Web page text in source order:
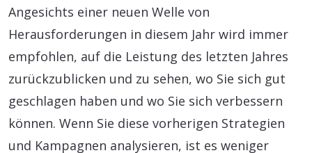
Angesichts einer neuen Welle von
Herausforderungen in diesem Jahr wird immer
empfohlen, auf die Leistung des letzten Jahres
zurückzublicken und zu sehen, wo Sie sich gut
geschlagen haben und wo Sie sich verbessern
können. Wenn Sie diese vorherigen Strategien
und Kampagnen analysieren, ist es weniger